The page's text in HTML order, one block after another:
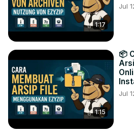
1:17
Jul
1:15
📦
Jul